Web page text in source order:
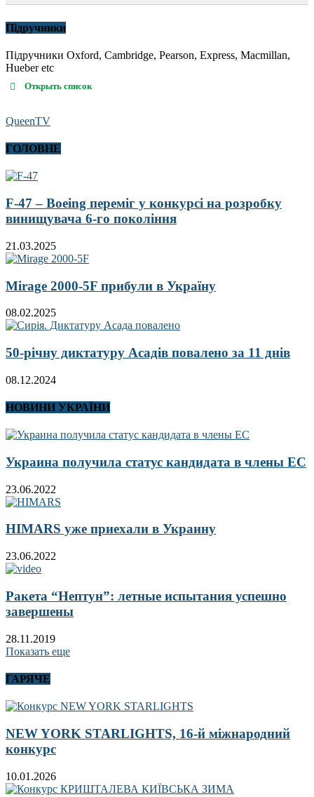
Підручники
Підручники Oxford, Cambridge, Pearson, Express, Macmillan,
Hueber etc
Открыть список
QueenTV
ГОЛОВНЕ
F-47 – Boeing переміг у конкурсі на розробку
винищувача 6-го покоління
21.03.2025
Mirage 2000-5F прибули в Україну
08.02.2025
50-річну диктатуру Асадів повалено за 11 днів
08.12.2024
НОВИНИ УКРАЇНИ
Украина получила статус кандидата в члены ЕС
23.06.2022
HIMARS уже приехали в Украину
23.06.2022
Ракета “Нептун”: летные испытания успешно
завершены
28.11.2019
Показать еще
ГАРЯЧЕ
NEW YORK STARLIGHTS, 16-й міжнародний
конкурс
10.01.2026